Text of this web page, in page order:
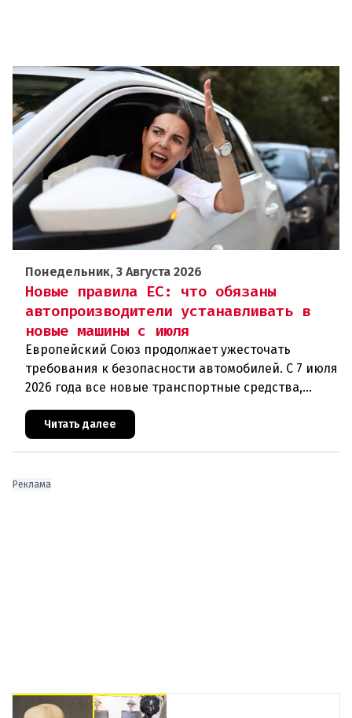
Понедельник, 3 Августа 2026
Новые правила ЕС: что обязаны
автопроизводители устанавливать в
новые машины с июля
Европейский Союз продолжает ужесточать
требования к безопасности автомобилей. С 7 июля
2026 года все новые транспортные средства,
обязательном порядке должны
Читать далее
Реклама